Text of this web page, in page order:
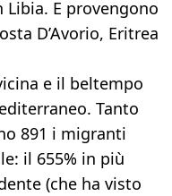
E provengono
D’Avorio, Eritrea
e il beltempo
Tanto
891 i migranti
il 655% in più
(che ha visto